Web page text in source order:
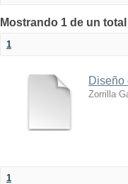
Mostrando 1 de un
1
Diseño
Zorrilla
1